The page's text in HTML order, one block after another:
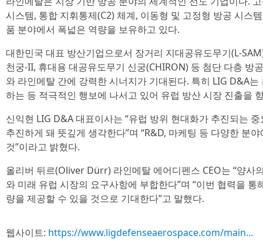
시스템, 통합 지휘통제(C2) 체계, 이동형 및 고정형 방공 시스
품 분야에서 폭넓은 역량을 보유하고 있다.
대한민국 대표 방산기업으로서 장거리 지대공유도무기(L-
천궁-II, 휴대용 대공유도무기 신궁(CHIRON) 등 첨단 다층 방
와 라인메탈 간에 강력한 시너지가 기대된다. 특히 LIG D&A
하는 등 적극적인 행보에 나서고 있어 유럽 방산 시장 진출을
신익현 LIG D&A 대표이사는 “유럽 방위 현대화가 추진되는
추진하게 돼 뜻깊게 생각한다”며 “R&D, 마케팅 등 다양한 분
것”이라고 밝혔다.
올리버 뒤르(Oliver Dürr) 라인메탈 에어디펜스 CEO는 “양사
와 미래 유럽 시장의 요구사항에 부합한다”며 “이번 협력을
량을 제공할 수 있을 것으로 기대한다”고 말했다.
웹사이트: https://www.ligdefenseaerospace.com/main...